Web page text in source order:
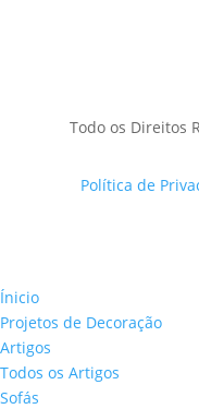
Todo os Direitos
Política de
Ínicio
Projetos de Decoração
Artigos
Todos os Artigos
Sofás